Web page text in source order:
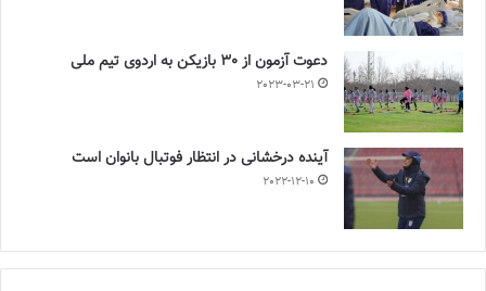
دعوت آزمون از 30 بازیکن به اردوی تیم ملی
2023-03-21
آینده درخشانی در انتظار فوتبال بانوان است
2022-12-10